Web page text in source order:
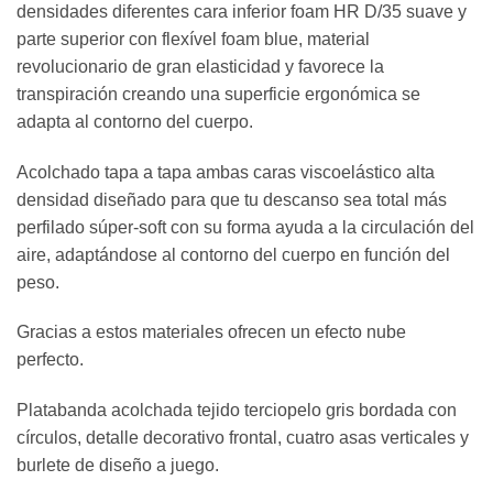
densidades diferentes cara inferior foam HR D/35 suave y
parte superior con flexível foam blue, material
revolucionario de gran elasticidad y favorece la
transpiración creando una superficie ergonómica se
adapta al contorno del cuerpo.
Acolchado tapa a tapa ambas caras viscoelástico alta
densidad diseñado para que tu descanso sea total más
perfilado súper-soft con su forma ayuda a la circulación del
aire, adaptándose al contorno del cuerpo en función del
peso.
Gracias a estos materiales ofrecen un efecto nube
perfecto.
Platabanda acolchada tejido terciopelo gris bordada con
círculos, detalle decorativo frontal, cuatro asas verticales y
burlete de diseño a juego.